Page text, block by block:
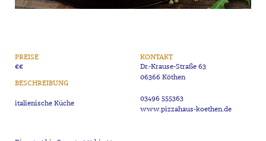
PREISE
€€
BESCHREIBUNG
italienische Küche
KONTAKT
Dr.-Krause-Straße 63
06366 Köthen
03496 555363
www.pizzahaus-koethen.de